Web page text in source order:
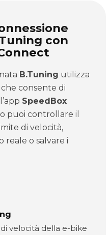
con
B.Tuning utilizza
che consente di
SpeedBox
puoi controllare il
di velocità,
reale o salvare i
velocità della e-bike